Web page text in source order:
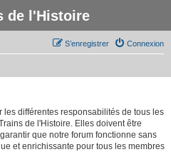
de l'Histoire
Connexion
S’enregistrer
différentes responsabilités de tous les
de l'Histoire. Elles doivent être
que notre forum fonctionne sans
et enrichissante pour tous les membres